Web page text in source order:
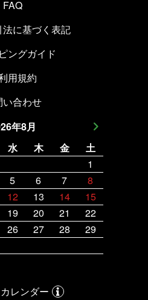
FAQ
に基づく表記
ングガイド
用規約
い合わせ
年8月
水 木 金
土
1
5 6 7
8
12 13 14
15
19 20 21
22
26 27 28
29
レンダー